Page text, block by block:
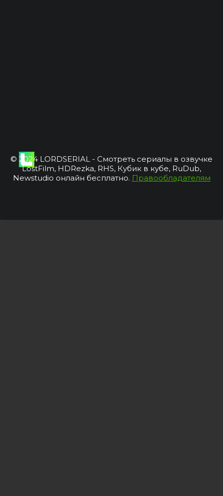
© 2024 LORDSERIAL - Смотреть сериалы в озвучке
LostFilm, HDRezka, RHS, Кубик в кубе, RuDub,
Newstudio онлайн бесплатно. Правообладателям